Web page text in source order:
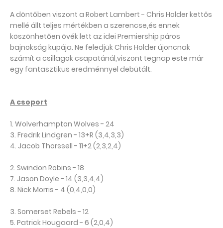
A döntőben viszont a Robert Lambert - Chris Holder kettős
mellé állt teljes mértékben a szerencse,és ennek
köszönhetően övék lett az idei Premiership páros
bajnokság kupája. Ne feledjük Chris Holder újoncnak
számít a csillagok csapatánál,viszont tegnap este már
egy fantasztikus eredménnyel debütált.
A csoport
1. Wolverhampton Wolves - 24
3. Fredrik Lindgren - 13+R (3,4,3,3)
4. Jacob Thorssell - 11+2 (2,3,2,4)
2. Swindon Robins - 18
7. Jason Doyle - 14 (3,3,4,4)
8. Nick Morris - 4 (0,4,0,0)
3. Somerset Rebels - 12
5. Patrick Hougaard - 6 (2,0,4)